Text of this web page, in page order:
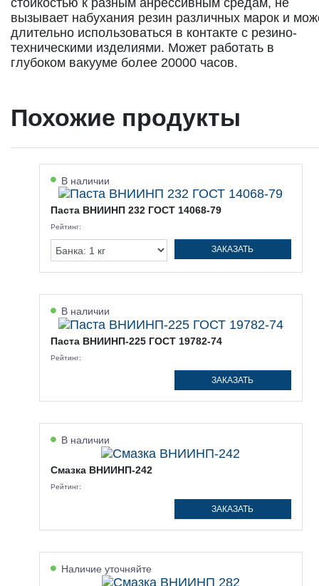
вызывает набухания резин различных марок и
длительно использоваться в контакте с резино-
техническими изделиями. Может работать в
глубоком вакууме более 20000 часов.
Похожие продукты
В наличии
Паста ВНИИНП 232 ГОСТ 14068-79
Рейтинг:
ЗАКАЗАТЬ
В наличии
Паста ВНИИНП-225 ГОСТ 19782-74
Рейтинг:
ЗАКАЗАТЬ
В наличии
Смазка ВНИИНП-242
Рейтинг:
ЗАКАЗАТЬ
Наличие уточняйте